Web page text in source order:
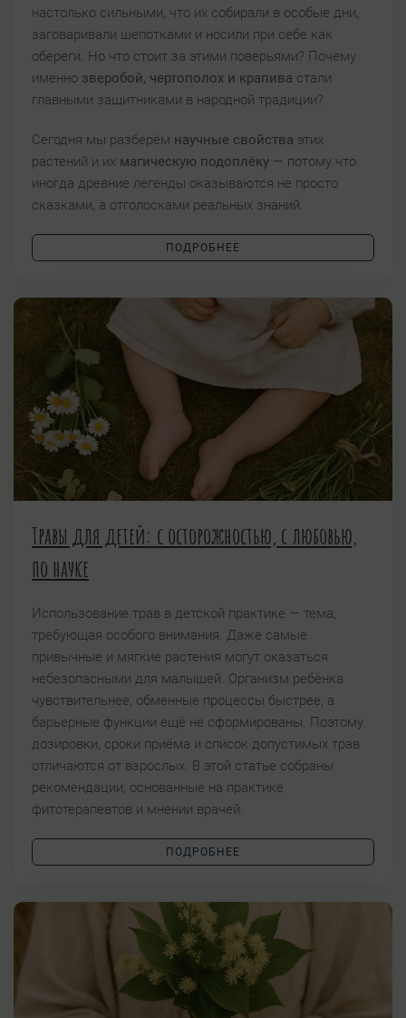
настолько сильными, что их собирали в особые дни,
заговаривали шепотками и носили при себе как
обереги. Но что стоит за этими поверьями? Почему
именно зверобой, чертополох и крапива стали
главными защитниками в народной традиции?
Сегодня мы разберём научные свойства этих
растений и их магическую подоплёку — потому что
иногда древние легенды оказываются не просто
сказками, а отголосками реальных знаний.
ПОДРОБНЕЕ
Травы для детей: с осторожностью, с любовью,
по науке
Использование трав в детской практике — тема,
требующая особого внимания. Даже самые
привычные и мягкие растения могут оказаться
небезопасными для малышей. Организм ребёнка
чувствительнее, обменные процессы быстрее, а
барьерные функции ещё не сформированы. Поэтому
дозировки, сроки приёма и список допустимых трав
отличаются от взрослых. В этой статье собраны
рекомендации, основанные на практике
фитотерапевтов и мнении врачей.
ПОДРОБНЕЕ